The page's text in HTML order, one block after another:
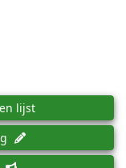
lijst